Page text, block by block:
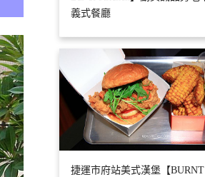
義式餐廳
捷運市府站美式漢堡【BURNT